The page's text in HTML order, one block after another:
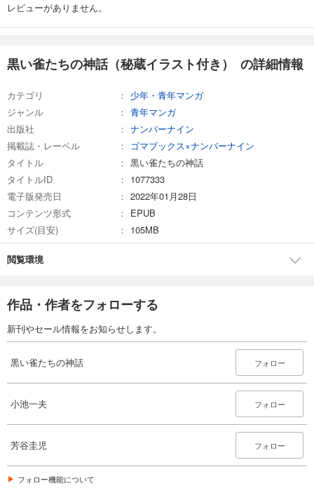
レビューがありません。
黒い雀たちの神話（秘蔵イラスト付き） の詳細情報
カテゴリ
少年・青年マンガ
ジャンル
青年マンガ
出版社
ナンバーナイン
掲載誌・レーベル
ゴマブックス×ナンバーナイン
タイトル
黒い雀たちの神話
タイトルID
1077333
電子版発売日
2022年01月28日
コンテンツ形式
EPUB
サイズ(目安)
105MB
閲覧環境
作品・作者をフォローする
新刊やセール情報をお知らせします。
黒い雀たちの神話 フォロー
小池一夫 フォロー
芳谷圭児 フォロー
フォロー機能について